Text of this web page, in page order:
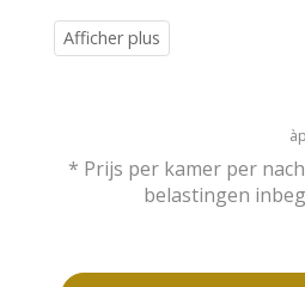
* Prijs per kamer per
belastingen